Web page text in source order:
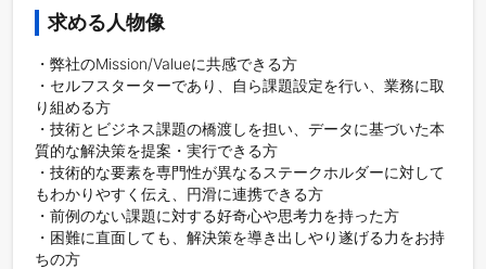
求める人物像
・弊社のMission/Valueに共感できる方
・セルフスターターであり、自ら課題設定を行い、業務に取
り組める方
・技術とビジネス課題の橋渡しを担い、データに基づいた本
質的な解決策を提案・実行できる方
・技術的な要素を専門性が異なるステークホルダーに対して
もわかりやすく伝え、円滑に連携できる方
・前例のない課題に対する好奇心や思考力を持った方
・困難に直面しても、解決策を導き出しやり遂げる力をお持
ちの方